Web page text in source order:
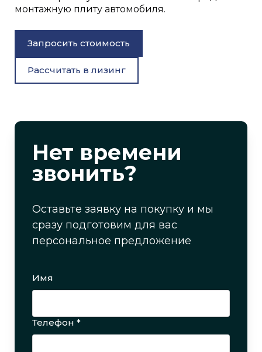
монтажную плиту автомобиля.
Запросить стоимость
Рассчитать в лизинг
Нет времени
звонить?
Оставьте заявку на покупку и мы
сразу подготовим для вас
персональное предложение
Имя
Телефон *